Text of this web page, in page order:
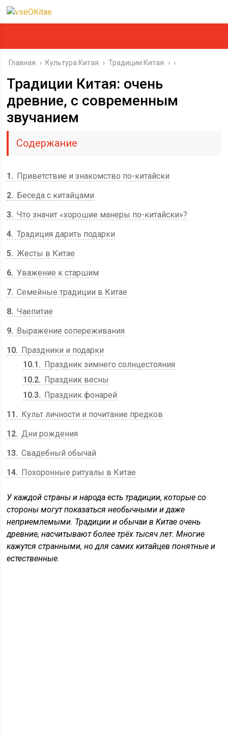
Главная › Культура Китая › Традиции Китая ›
Традиции Китая: очень
древние, с современным
звучанием
Содержание
1
Приветствие и знакомство по-китайски
2
Беседа с китайцами
3 Что значит «хорошие манеры по-китайски»?
4 Традиция дарить подарки
5 Жесты в Китае
6 Уважение к старшим
7 Семейные традиции в Китае
8 Чаепитие
9
Выражение сопереживания
10
Праздники и подарки
10.1
Праздник зимнего солнцестояния
10.2
Праздник весны
10.3
Праздник фонарей
11
Культ личности и почитание предков
12 Дни рождения
13 Свадебный обычай
14
Похоронные ритуалы в Китае
У каждой страны и народа есть традиции, которые со
стороны могут показаться необычными и даже
неприемлемыми. Традиции и обычаи в Китае очень
древние, насчитывают более трёх тысяч лет. Многие
кажутся странными, но для самих китайцев понятные и
естественные.